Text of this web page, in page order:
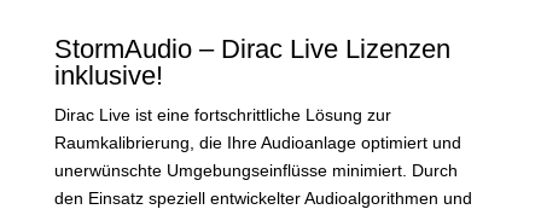
StormAudio – Dirac Live Lizenzen
inklusive!
Dirac Live ist eine fortschrittliche Lösung zur
Raumkalibrierung, die Ihre Audioanlage optimiert und
unerwünschte Umgebungseinflüsse minimiert. Durch
den Einsatz speziell entwickelter Audioalgorithmen und